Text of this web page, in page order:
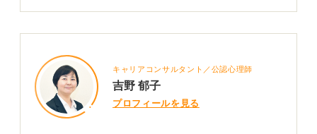
しい」と思ったわけです。
もし先方が「一度断ったのになんで応募してくるのか」
と思ったなら、書類選考の時点で通らないでしょう。も
しそうではなく「ほしかったあの人が別口で応募してき
キャリアコンサルタント／公認心理師
吉野 郁子
プロフィールを見る